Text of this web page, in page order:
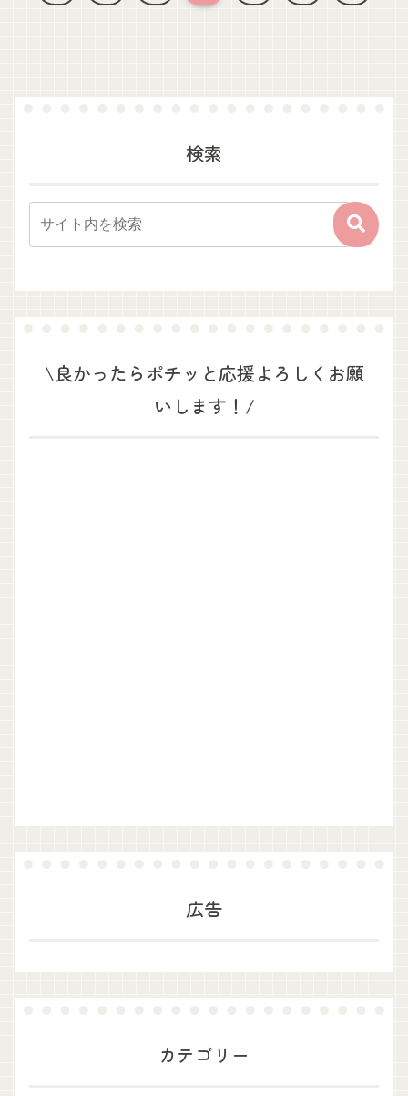
検索
\良かったらポチッと応援よろしくお願
いします！/
広告
カテゴリー